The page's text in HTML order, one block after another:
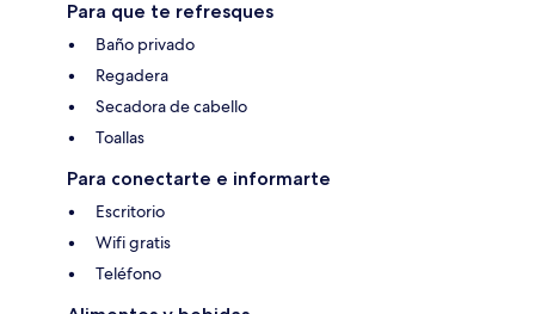
Para que te refresques
Baño privado
Regadera
Secadora de cabello
Toallas
Para conectarte e informarte
Escritorio
Wifi gratis
Teléfono